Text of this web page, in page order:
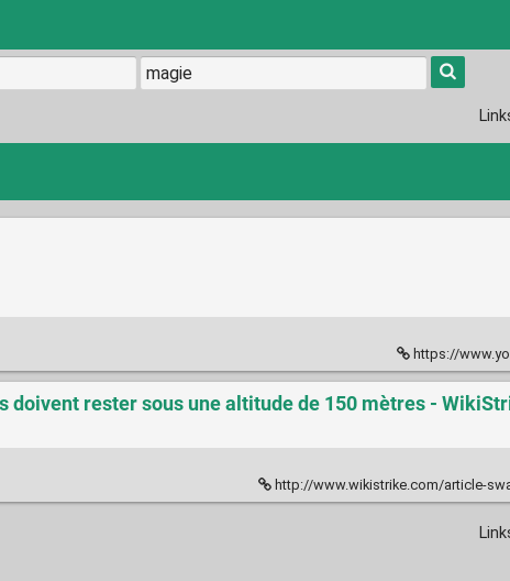
Type 1 or
more
characters
results.
https://
doivent rester sous une altitude de 150 mètres -
http://www.wikistrike.com/article-swaziland-les-sorciers-qui-volent-sur-